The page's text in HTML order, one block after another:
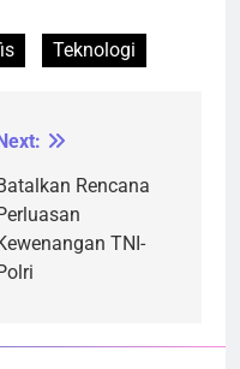
Teknologi
Next:
Rencana
TNI-